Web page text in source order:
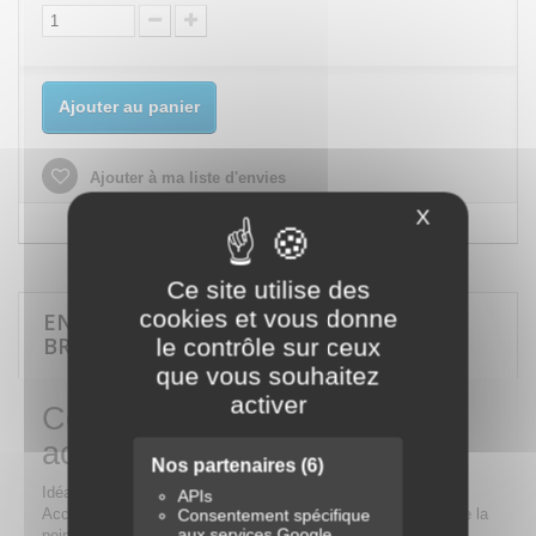
Ce site utilise des
cookies et vous donne
le contrôle sur ceux
que vous souhaitez
activer
Nos partenaires (6)
APIs
Consentement spécifique
X Masquer
Ajouter au panier
Ajouter à ma liste d'envies
EN SAVOIR PLUS SUR COFFRET DE
BROSSEUSE ET ACCESSOIRES - 6 PIÈCES
Coffret de brosseuse et
accessoires - 6 pièces
Idéal pour tous travaux de rénovations ou de réparations
Accessoires fournis pour : décaper du mastic, de la rouille, de la